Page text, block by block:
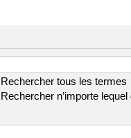
Rechercher tous les termes
Rechercher n’importe